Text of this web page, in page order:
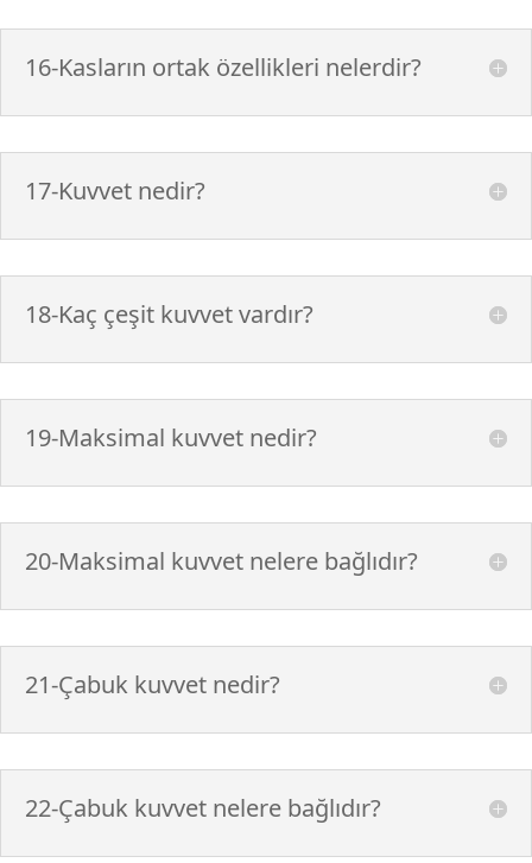
16-Kasların ortak özellikleri nelerdir?
17-Kuvvet nedir?
18-Kaç çeşit kuvvet vardır?
19-Maksimal kuvvet nedir?
20-Maksimal kuvvet nelere bağlıdır?
21-Çabuk kuvvet nedir?
22-Çabuk kuvvet nelere bağlıdır?